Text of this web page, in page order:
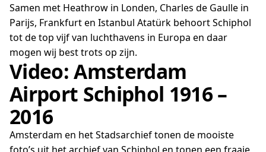
Samen met Heathrow in Londen, Charles de Gaulle in
Parijs, Frankfurt en Istanbul Atatürk behoort Schiphol
tot de top vijf van luchthavens in Europa en daar
mogen wij best trots op zijn.
Video: Amsterdam
Airport Schiphol 1916 –
2016
Amsterdam en het Stadsarchief tonen de mooiste